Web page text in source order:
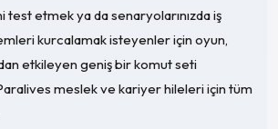
etmek ya da senaryolarınızda iş
kurcalamak isteyenler için oyun,
etkileyen geniş bir komut seti
meslek ve kariyer hileleri için tüm